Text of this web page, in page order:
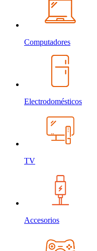
Computadores
Electrodomésticos
TV
Accesorios